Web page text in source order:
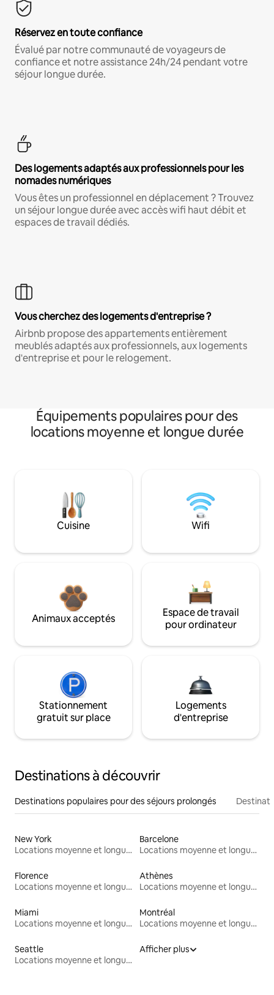
Réservez en toute confiance
Évalué par notre communauté de voyageurs de
confiance et notre assistance 24h/24 pendant votre
séjour longue durée.
Des logements adaptés aux professionnels pour les
nomades numériques
Vous êtes un professionnel en déplacement ? Trouvez
un séjour longue durée avec accès wifi haut débit et
espaces de travail dédiés.
Vous cherchez des logements d'entreprise ?
Airbnb propose des appartements entièrement
meublés adaptés aux professionnels, aux logements
d'entreprise et pour le relogement.
Équipements populaires pour des
locations moyenne et longue durée
Cuisine Wifi
Animaux acceptés
Espace de travail
pour ordinateur
Stationnement
gratuit sur place
Logements
d'entreprise
Destinations à découvrir
Destinations populaires pour des séjours prolongés
New York
Locations moyenne et longue durée
Barcelone
Locations moyenne et longue durée
Florence
Locations moyenne et longue durée
Athènes
Locations moyenne et longue durée
Miami
Locations moyenne et longue durée
Montréal
Locations moyenne et longue durée
Seattle
Locations moyenne et longue durée
Afficher plus